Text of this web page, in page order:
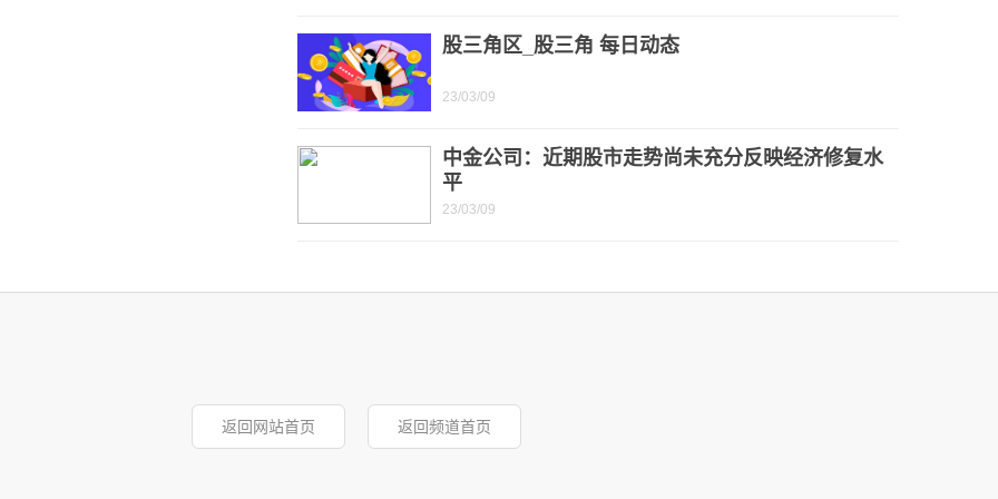
股三角区_股三角 每日动态
23/03/09
中金公司：近期股市走势尚未充分反映经济修复水
平
23/03/09
返回网站首页 返回频道首页